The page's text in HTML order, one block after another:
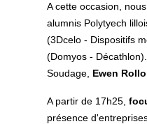
A cette occasion,
alumnis Polytyech
(3Dcelo - Dispositifs
(Domyos -
Soudage, Ewen Rollo
A partir de 17h25,
présence